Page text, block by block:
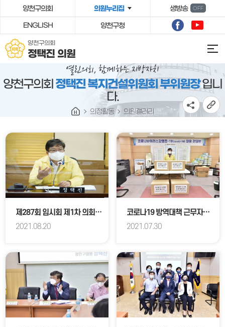
본문바로가기
양천구의회 의원누리집 생방송 OFF
ENGLISH 양천구청
양천구의회
정택진 의원
양천구의회 정택진 복지건설위원회 부위원장입니
다.
의정활동 의원갤러리
제287회 임시회 제1차 의회운영위원회
2021.08.20
코로나19 방역대책 근무자에 격려품 전달
2021.07.30